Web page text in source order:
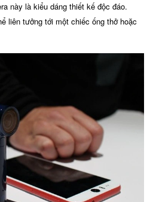
này là kiểu dáng thiết kế độc đáo.
liên tưởng tới một chiếc ống thở hoặc